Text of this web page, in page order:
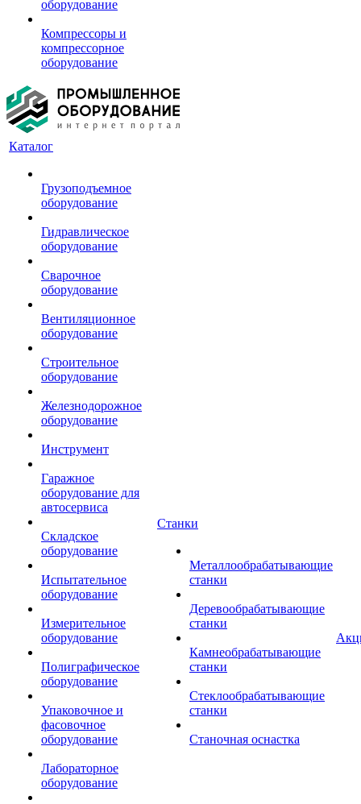
оборудование
Компрессоры и
компрессорное
оборудование
Каталог
Грузоподъемное
оборудование
Гидравлическое
оборудование
Сварочное
оборудование
Вентиляционное
оборудование
Строительное
оборудование
Железнодорожное
оборудование
Инструмент
Гаражное
оборудование для
автосервиса
Складское
оборудование
Испытательное
оборудование
Измерительное
оборудование
Полиграфическое
оборудование
Упаковочное и
фасовочное
оборудование
Лабораторное
оборудование
Станки
Металлообрабатывающие
станки
Деревообрабатывающие
станки
Камнеобрабатывающие
станки
Стеклообрабатывающие
станки
Станочная оснастка